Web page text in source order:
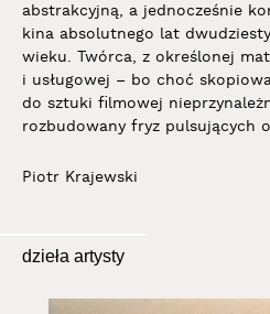
abstrakcyjną, a jednocześnie
kina absolutnego lat
wieku. Twórca, z określonej
i usługowej – bo choć
do sztuki filmowej
rozbudowany fryz pulsujących
Piotr Krajewski
dzieła artysty